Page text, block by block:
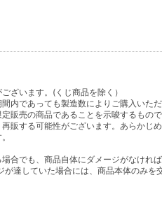
ざいます。(くじ商品を除く）
であっても製造数によりご購入いただ
販売の商品であることを示唆するもので
販する可能性がございます。あらかじめ
合でも、商品自体にダメージがなけれ
達していた場合には、商品本体のみを